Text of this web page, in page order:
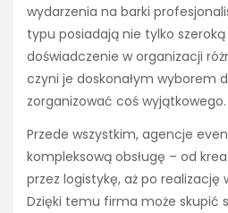
wydarzenia na barki
typu posiadają nie tylko szeroką
doświadczenie w organizacji
czyni je doskonałym wyborem
zorganizować coś wyjątkowego.
Przede wszystkim, agencje
kompleksową obsługę – od
przez logistykę, aż po realizację
Dzięki temu firma może skupić